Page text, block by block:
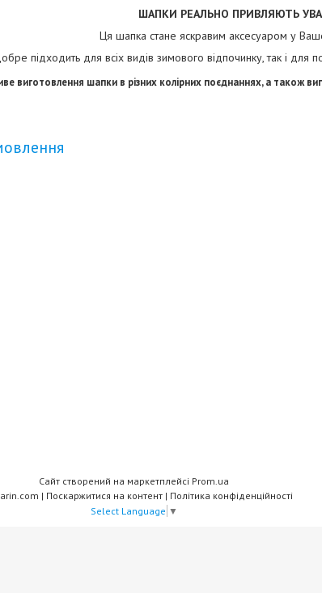
ШАПКИ РЕАЛЬНО ПРИВЛЯЮТЬ
Ця шапка стане яскравим аксесуаром у
підходить для всіх видів зимового відпочинку, так і для
виготовлення шапки в різних колірних поєднаннях, а також
Сайт створений на маркетплейсі Prom.ua
hoz-barin.com | Поскаржитися на контент | Політика конфіденційності
Select Language ▼